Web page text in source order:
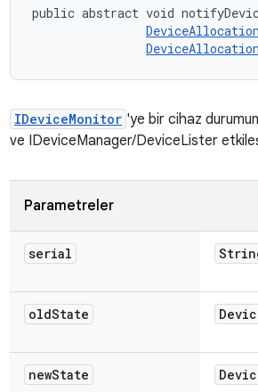
public abstract void
IDeviceMonitor 'ye bir cihaz
ve IDeviceManager/DeviceLister
Parametreler
serial
oldState
newState